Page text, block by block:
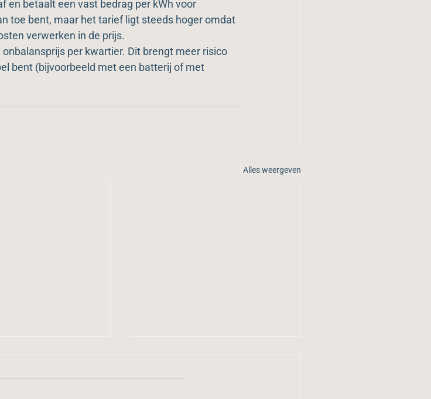
en betaalt een vast bedrag per kWh voor
toe bent, maar het tarief ligt steeds hoger omdat
verwerken in de prijs.
per kwartier. Dit brengt meer risico
bent (bijvoorbeeld met een batterij of met
Alles weergeven